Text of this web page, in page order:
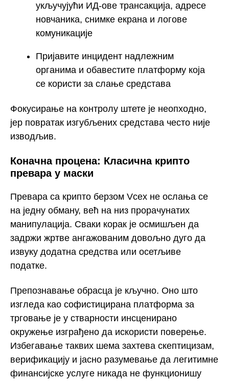
укључујући ИД-ове трансакција, адресе
новчаника, снимке екрана и логове
комуникације
Пријавите инцидент надлежним
органима и обавестите платформу која
се користи за слање средстава
Фокусирање на контролу штете је неопходно,
јер повратак изгубљених средстава често није
изводљив.
Коначна процена: Класична крипто
превара у маски
Превара са крипто берзом Vcex не ослања се
на једну обману, већ на низ прорачунатих
манипулација. Сваки корак је осмишљен да
задржи жртве ангажованим довољно дуго да
извуку додатна средства или осетљиве
податке.
Препознавање обрасца је кључно. Оно што
изгледа као софистицирана платформа за
трговање је у стварности инсценирано
окружење изграђено да искористи поверење.
Избегавање таквих шема захтева скептицизам,
верификацију и јасно разумевање да легитимне
финансијске услуге никада не функционишу